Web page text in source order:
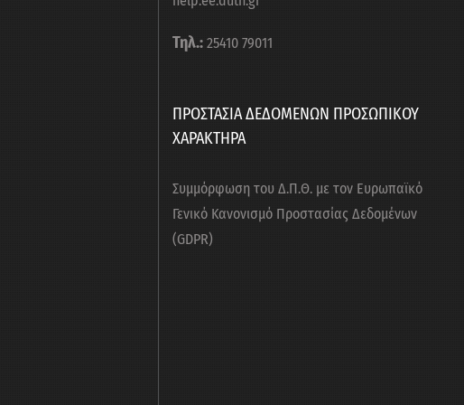
Τηλ.: 25410 79011
ΠΡΟΣΤΑΣΙΑ ΔΕΔΟΜΕΝΩΝ ΠΡΟΣΩΠΙΚΟΥ
ΧΑΡΑΚΤΗΡΑ
Συμμόρφωση του Δ.Π.Θ. με τον Ευρωπαϊκό
Γενικό Κανονισμό Προστασίας Δεδομένων
(GDPR)